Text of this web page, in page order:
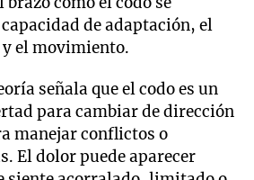
de adaptación, el
el movimiento.
señala que el codo es un
para cambiar de dirección
manejar conflictos o
El dolor puede aparecer